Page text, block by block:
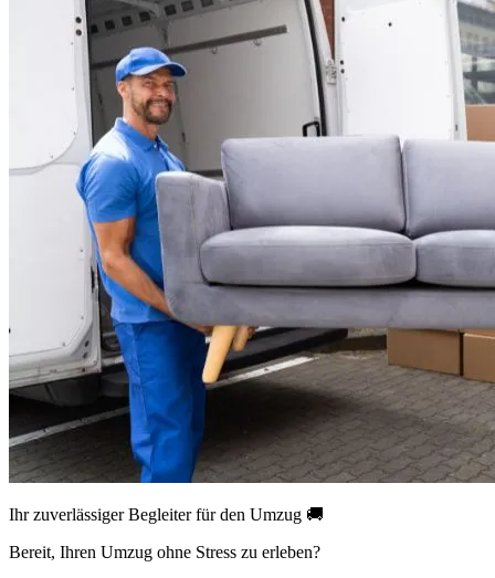
Ihr zuverlässiger Begleiter für den Umzug 🚚
Bereit, Ihren Umzug ohne Stress zu erleben?